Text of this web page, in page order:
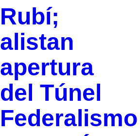
Rubí;
alistan
apertura
del Túnel
Federalismo